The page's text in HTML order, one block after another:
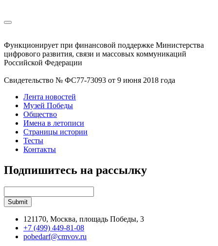
Функционирует при финансовой поддержке Министерства
цифрового развития, связи и массовых коммуникаций
Российской Федерации
Свидетельство № ФС77-73093 от 9 июня 2018 года
Лента новостей
Музей Победы
Общество
Имена в летописи
Страницы истории
Тесты
Контакты
Подпишитесь на рассылку
121170, Москва, площадь Победы, 3
+7 (499) 449-81-08
pobedarf@cmvov.ru